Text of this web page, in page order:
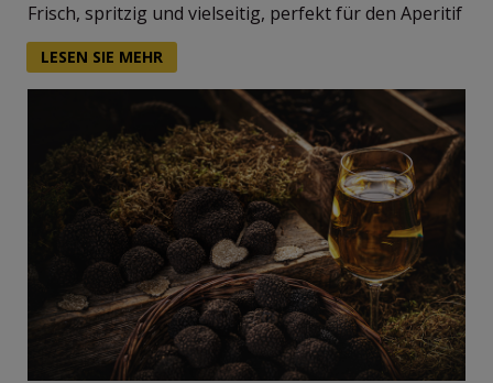
Frisch, spritzig und vielseitig, perfekt für den Aperitif
LESEN SIE MEHR